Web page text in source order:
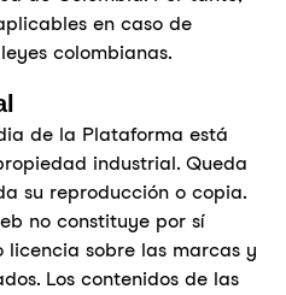
en caso de
colombianas.
de la Plataforma está
industrial. Queda
su reproducción o copia.
no constituye por sí
licencia sobre las marcas y
Los contenidos de las